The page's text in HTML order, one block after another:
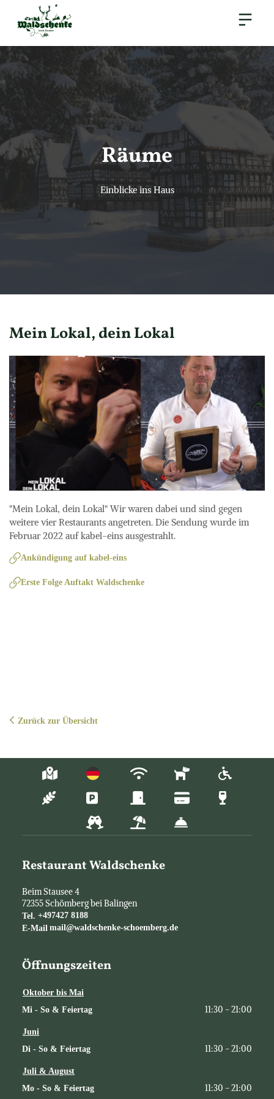
Räume
Einblicke ins Haus
Mein Lokal, dein Lokal
"Mein Lokal, dein Lokal" Wir waren dabei und sind gegen
weitere vier Restaurants angetreten. Die Sendung wurde im
Februar 2022 auf kabel-eins ausgestrahlt.
Ankündigung auf kabel-eins
Erste Folge Auftakt Waldschenke
Zurück zur Übersicht
Restaurant Waldschenke
Beim Stausee 4
72355Schömberg bei Balingen
Tel. +497427 8188
E-Mail mail@waldschenke-schoemberg.de
Öffnungszeiten
Oktober bis Mai
Mi - So & Feiertag
11:30 - 21:00
Juni
Di - So & Feiertag
11:30 - 21:00
Juli & August
Mo - So & Feiertag
11:30 - 21:00